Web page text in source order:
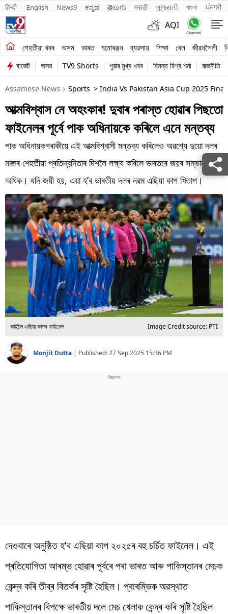
हिन्दी English News9 ಕನ್ನಡ తెలుగు मराठी ગુજરાતી বাংলা ਪੰਜਾਬੀ
AQI
শেহতীয়া খবৰ অসম ভাৰত মনোৰঞ্জন ব্যৱসায় শিক্ষা খেল জীৱনশৈলী
শেহতীয়া খবৰ
অসম
ভাৰত
মনোৰঞ্জন
শিক্ষা
খেল
জীৱনশৈলী
বিশ্ব
প্ৰযুক্তি
Videos
বাজেট অসম TV9 Shorts পুৱাৰ মুখ্য খবৰ হিমন্ত বিশ্ব শৰ্মা ৰাজনীতি
Assamese News Sports > India Vs Pakistan Asia Cup 2025
আত্মবিশ্বাস নে অহংকাৰ! দুবাৰ পৰাস্ত হোৱাৰ পিছতো
ফাইনেলৰ পূৰ্বে পাক অধিনায়কে কৰিলে এনে মন্তব্য
পাক অধিনায়কগৰাকীয়ে এই আত্মবিশ্বাসী মন্তব্য কৰিলেও অৱশ্যে দুয়ো দলৰ
মাজৰ শেহতীয়া প্ৰতিদ্বন্দিতাৰ দিশলৈ লক্ষ্য কৰিলে ভাৰতৰে জয়ৰ সম্ভাৱনা
অধিক। যদি জয়ী হয়, এয়া হ’ব ভাৰতীয় দলৰ নৱম এছিয়া কাপ খিতাপ।
কাইলৈ এছিয়া কাপৰ ফাইনেল Image Credit source: PTI
Monjit Dutta | Published:27 Sep 2025 15:36 PM
দেওবাৰেঅনুষ্ঠিতহ’বএছিয়া কাপ ২০২৫ৰবহুচৰ্চিত ফাইনেল। এই
প্ৰতিযোগিতাআৰম্ভহোৱাৰপূৰ্বৰেপৰাভাৰতআৰুপাকিস্তানৰমেচক
কেন্দ্ৰকৰিতীব্ৰবিতৰ্কৰসৃষ্টিহৈছিল। প্ৰাৰম্ভিকঅৱস্থাত
পাকিস্তানৰবিপক্ষেভাৰতীয়দলেমেচখেলাককেন্দ্ৰকৰিসৃষ্টিহৈছিল